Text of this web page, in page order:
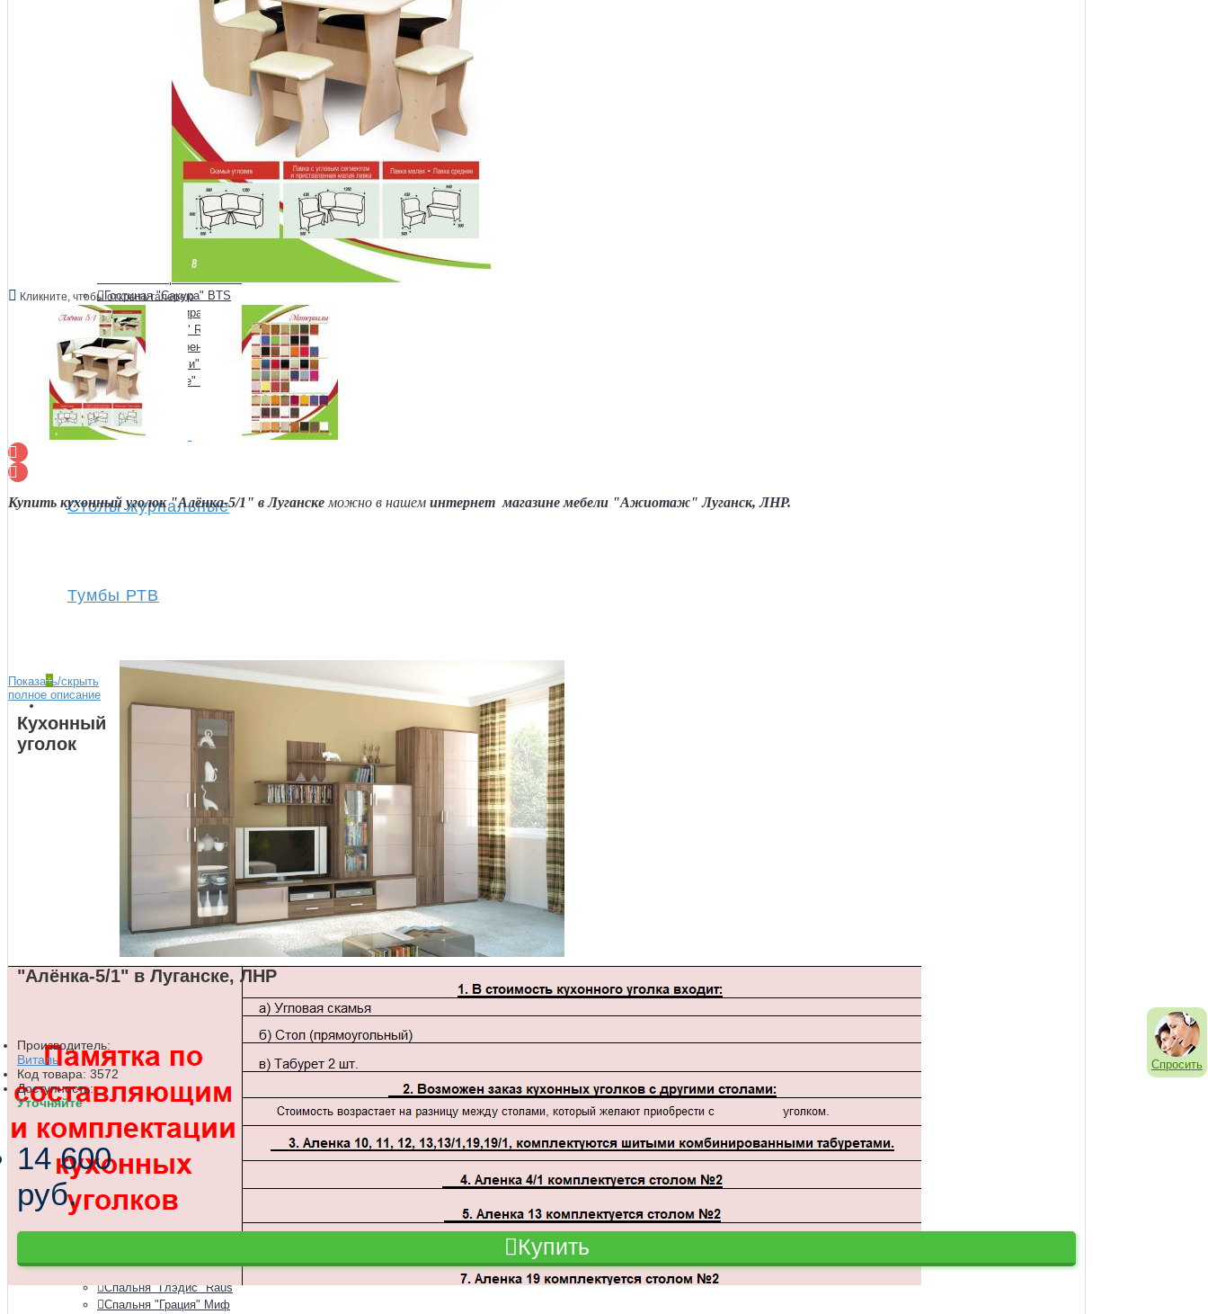
Гостиная "Зарина"
Гостиная "Афина" Raus
Гостиная "Аэлита"
Гостиная "Белла" BTS
Гостиная "Глэдис" Raus
Гостиная "Инесса" Raus
Гостиная "Йорк" Империал
Гостиная "Квадро" Raus
Гостиная "Люкс" Raus
Гостиная "Милан" BTS
Гостиная "Милания" Raus
Гостиная "Монако" BTS
Гостиная "Монро" Raus
Гостиная "Наоми" BTS
Гостиная "Олива"
Гостиная "Орион" Raus
Гостиная "Сакура" BTS
Гостиная "Самира" Raus
Гостиная "Тесс" Raus
Гостиная "Флоренция" BTS
Гостиная "Чарли" Raus
Гостиная "Шале" Raus
Полки
Столы журнальные
Тумбы РТВ
+
Спальня
Спальни
Спальни модульные
Спальня "Аврора"
Спальня "Аврора" Империал
Спальня "Амалия"
Спальня "Атлантис" Стиль
Спальня "Афина" Raus
Спальня "Венеция"
Спальня "Глэдис" Raus
Спальня "Грация" Миф
Кликните, чтобы открыть галерею
Купить кухонный уголок "Алёнка-5/1" в Луганске можно в нашем интернет магазине мебели "Ажиотаж" Луганск, ЛНР.
Показать/скрыть
полное описание
Кухонный
уголок
"Алёнка-5/1" в Луганске, ЛНР
Спросить
Производитель:
Виталь
Код товара: 3572
Доступность:
Уточняйте
14 600
руб.
Купить